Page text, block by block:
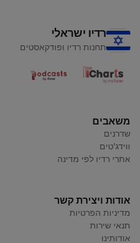
רדיו ישראלי
תחנות רדיו ופודקאסטים
משאבים
שדרנים
ווידג'טים
אתרי רדיו לפי מדינה
אודות ויצירת קשר
מדיניות הפרטיות
תנאי שירות
אודותינו